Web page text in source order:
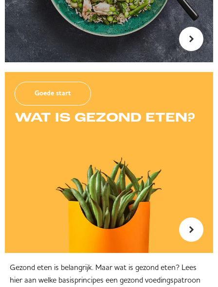
Goede start
WAT IS GEZOND ETEN?
Gezond eten is belangrijk. Maar wat is gezond eten? Lees
hier aan welke basisprincipes een gezond voedingspatroon